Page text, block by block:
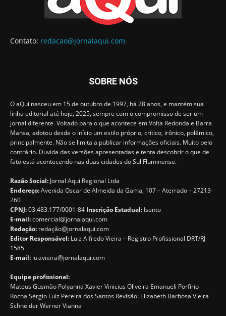
Contato: redacao@jornalaqui.com
SOBRE NÓS
O aQui nasceu em 15 de outubro de 1997, há 28 anos, e mantém sua
linha editorial até hoje, 2025, sempre com o compromisso de ser um
jornal diferente. Voltado para o que acontece em Volta Redonda e Barra
Mansa, adotou desde o início um estilo próprio, crítico, irônico, polêmico,
principalmente. Não se limita a publicar informações oficiais. Muito pelo
contrário. Duvida das versões apresentadas e tenta descobrir o que de
fato está acontecendo nas duas cidades do Sul Fluminense.
Razão Social:Jornal Aqui Regional Ltda
Endereço:Avenida Oscar de Almeida da Gama, 107 – Aterrado – 27213-
260
CPNJ:03.483.177/0001-84 Inscrição Estadual: Isento
E-mail:comercial@jornalaqui.com
Redação: redação@jornalaqui.com
Editor Responsável: Luiz Alfredo Vieira – Registro Profissional DRT/RJ
1585
E-mail: luizvieira@jornalaqui.com
Equipe profissional:
Mateus Gusmão Polyanna Xavier Vinicius Oliveira Emanueli Porfírio
Rocha Sérgio Luiz Pereira dos Santos Revisão: Elizabeth Barbosa Vieira
Schneider Werner Vianna